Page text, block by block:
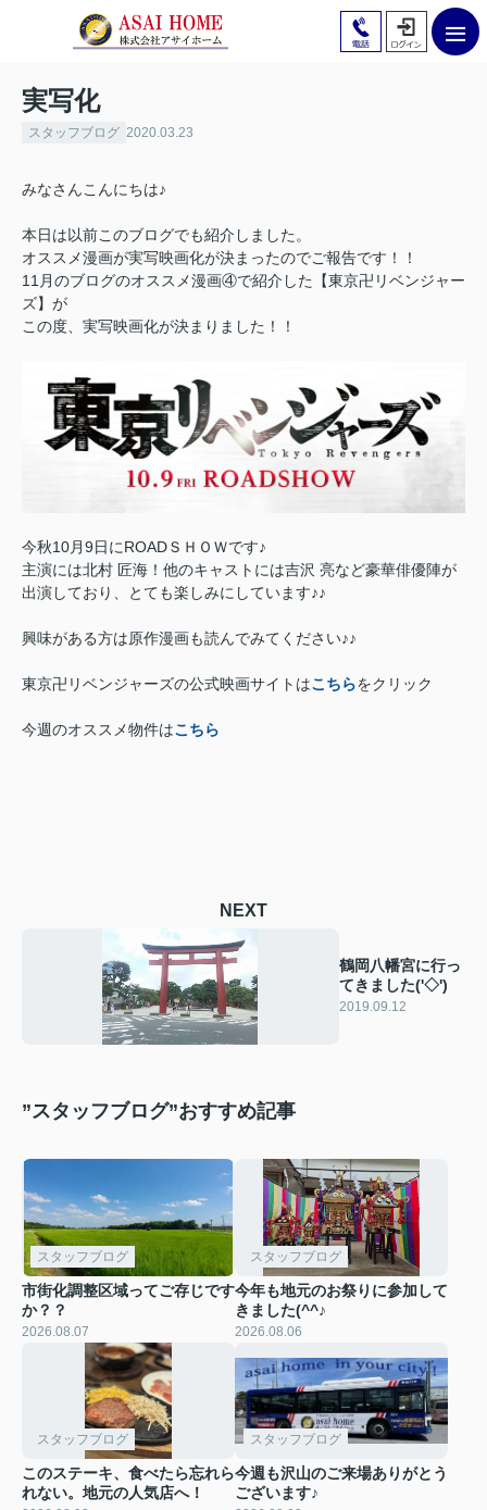
実写化
スタッフブログ 2020.03.23
みなさんこんにちは♪
本日は以前このブログでも紹介しました。
オススメ漫画が実写映画化が決まったのでご報告です！！
11月のブログのオススメ漫画④で紹介した【東京卍リベンジャー
ズ】が
この度、実写映画化が決まりました！！
今秋10月9日にROADＳＨＯＷです♪
主演には北村 匠海！他のキャストには吉沢 亮など豪華俳優陣が
出演しており、とても楽しみにしています♪♪
興味がある方は原作漫画も読んでみてください♪♪
東京卍リベンジャーズの公式映画サイトはこちらをクリック
今週のオススメ物件はこちら
NEXT
鶴岡八幡宮に行っ
てきました('◇')ゞ
2019.09.12
”スタッフブログ”おすすめ記事
スタッフブログ
市街化調整区域ってご存じです
か？？
2026.08.07
スタッフブログ
今年も地元のお祭りに参加して
きました(^^♪
2026.08.06
スタッフブログ
このステーキ、食べたら忘れら
れない。地元の人気店へ！
スタッフブログ
今週も沢山のご来場ありがとう
ございます♪